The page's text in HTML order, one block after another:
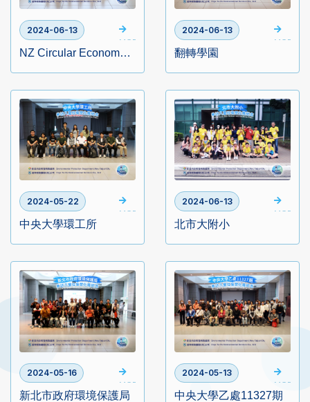
2024-06-13
MORE
NZ Circular Economy Visit
2024-06-13
MORE
翻轉學園
2024-05-22
MORE
中央大學環工所
2024-06-13
MORE
北市大附小
2024-05-16
MORE
新北市政府環境保護局
2024-05-13
MORE
中央大學乙處11327期